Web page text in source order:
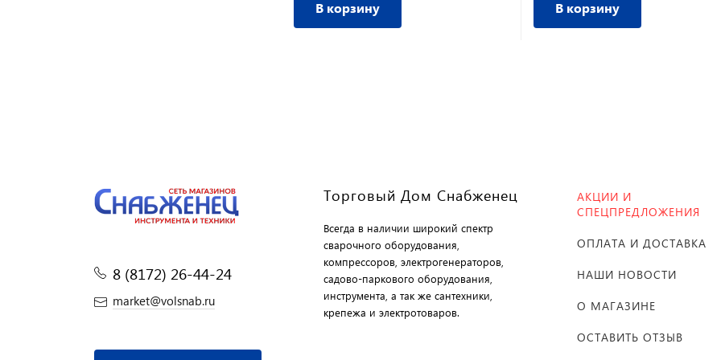
В корзину В корзину
8 (8172) 26-44-24
market@volsnab.ru
Торговый Дом Снабженец
Всегда в наличии широкий спектр
сварочного оборудования,
компрессоров, электрогенераторов,
садово-паркового оборудования,
инструмента, а так же сантехники,
крепежа и электротоваров.
АКЦИИ И
СПЕЦПРЕДЛОЖЕНИЯ
ОПЛАТА И ДОСТАВКА
НАШИ НОВОСТИ
О МАГАЗИНЕ
ОСТАВИТЬ ОТЗЫВ